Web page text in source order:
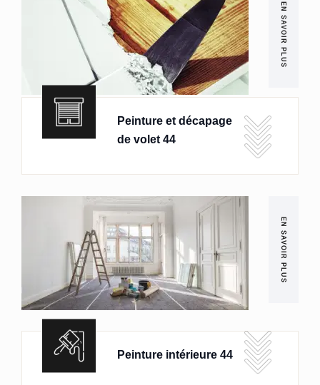
EN SAVOIR PLUS
Peinture et décapage
de volet 44
EN SAVOIR PLUS
Peinture intérieure 44